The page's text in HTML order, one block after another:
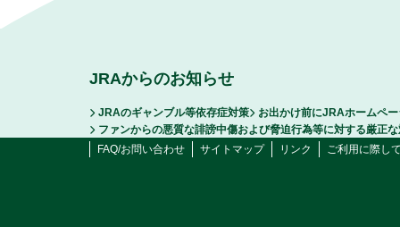
JRAからのお知らせ
JRAのギャンブル等依存症対策
お出かけ前にJRAホームペ
ファンからの悪質な誹謗中傷および脅迫行為等に対する厳正
FAQ/お問い合わせ
サイトマップ リンク ご利用に際し